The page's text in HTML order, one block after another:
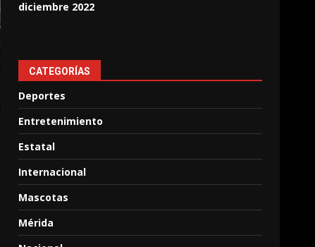
diciembre 2022
CATEGORÍAS
Deportes
Entretenimiento
Estatal
Internacional
Mascotas
Mérida